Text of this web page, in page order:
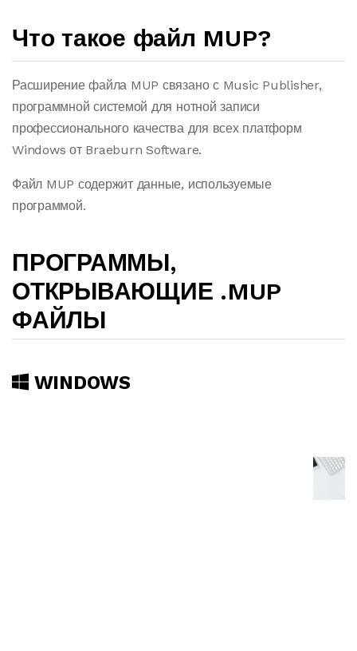
Что такое файл MUP?
Расширение файла MUP связано с Music Publisher,
программной системой для нотной записи
профессионального качества для всех платформ
Windows от Braeburn Software.
Файл MUP содержит данные, используемые
программой.
ПРОГРАММЫ,
ОТКРЫВАЮЩИЕ .MUP
ФАЙЛЫ
WINDOWS